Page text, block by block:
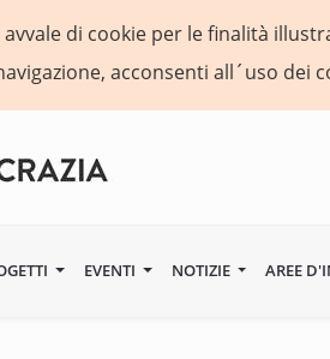
di cookie per le finalità
acconsenti all´uso dei
EVENTI NOTIZIE AREE